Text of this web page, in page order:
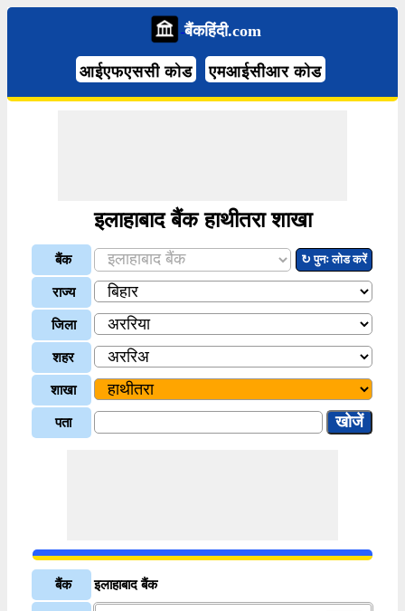
बैंकहिंदी.com
आईएफएससी कोड एमआईसीआर कोड
इलाहाबाद बैंक हाथीतरा शाखा
बैंक ↻ पुनः लोड करें
राज्य
जिला
शहर
शाखा
पता
बैंक इलाहाबाद बैंक